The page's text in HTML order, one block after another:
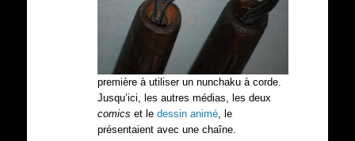
première à utiliser un nunchaku à corde.
Jusqu’ici, les autres médias, les deux
comics et le dessin animé, le
présentaient avec une chaîne.